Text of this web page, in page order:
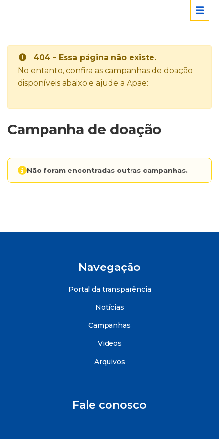
404 - Essa página não existe.
No entanto, confira as campanhas de doação
disponíveis abaixo e ajude a Apae:
Campanha de doação
Não foram encontradas outras campanhas.
Navegação
Portal da transparência
Notícias
Campanhas
Videos
Arquivos
Fale conosco